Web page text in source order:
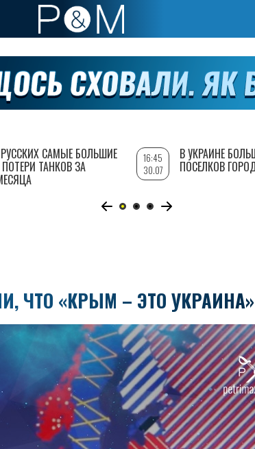
ЧТО «КРЫМ – ЭТО УКРАИНА»
САМЫЕ БОЛЬШИЕ
ТАНКОВ ЗА
16:45
30.07
В УКРАИНЕ
ПОСЕЛКОВ